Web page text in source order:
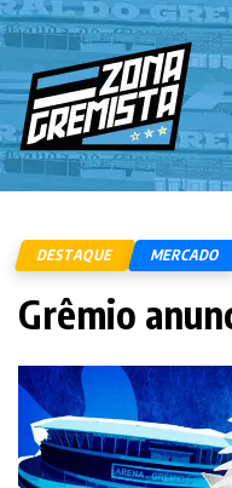
DESTAQUE MERCADO
Grêmio